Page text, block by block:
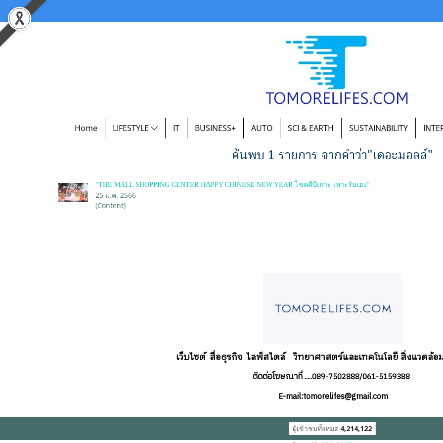
Home LIFESTYLE IT BUSINESS+ AUTO SCI & EARTH SUSTAINABILITY
ค้นพบ 1 รายการ จากคำว่า"เดอะมอลล์"
“THE MALL SHOPPING CENTER HAPPY CHINESE NEW YEAR โชคดีปีเถาะ เหาะรับเฮง”
25 ม.ค. 2566
(Content)
เว็บไซต์ สื่อธุรกิจไลฟ์สไตล์ วิทยาศาสตร์และเทคโนโลยี สิ่งแวดล้
ติดต่อโฆษณาที่.....089-7502888/061-5159388
E-mail:tomorelifes@gmail.com
ผู้เข้าชมทั้งหมด 4,214,122